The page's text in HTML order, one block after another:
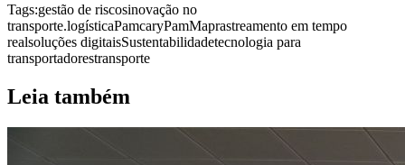
Tags:gestão de riscosinovação no
transporte.logísticaPamcaryPamMaprastreamento em tempo
realsoluções digitaisSustentabilidadetecnologia para
transportadorestransporte
Leia também